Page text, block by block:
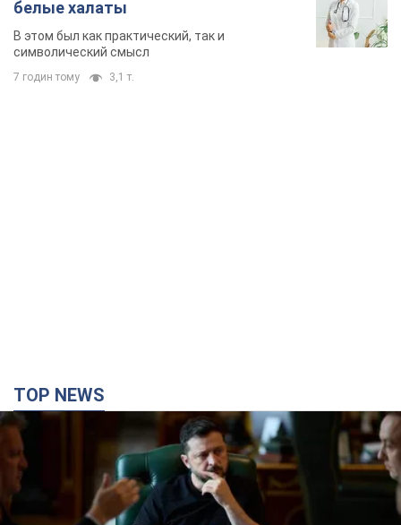
белые халаты
В этом был как практический, так и
символический смысл
7 годин тому 3,1 т.
TOP NEWS